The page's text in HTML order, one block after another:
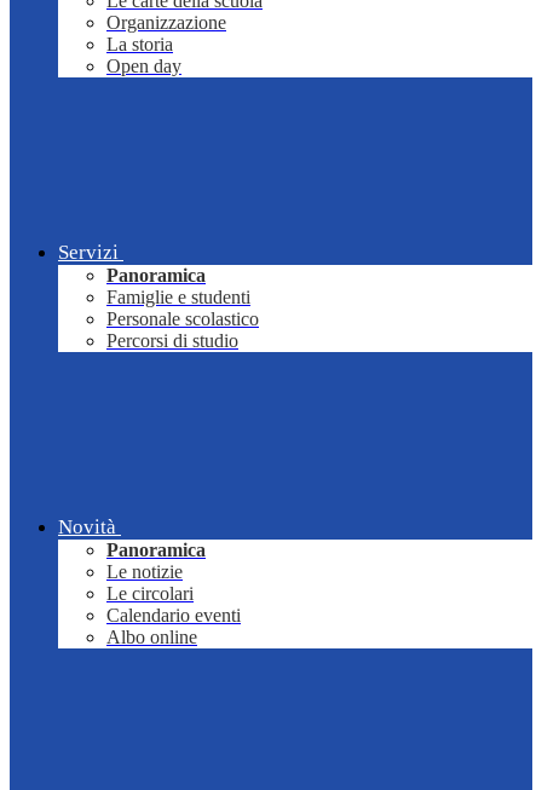
Organizzazione
La storia
Open day
Servizi
Panoramica
Famiglie e studenti
Personale scolastico
Percorsi di studio
Novità
Panoramica
Le notizie
Le circolari
Calendario eventi
Albo online